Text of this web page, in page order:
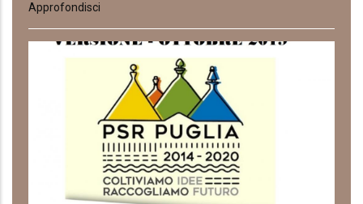
Approfondisci